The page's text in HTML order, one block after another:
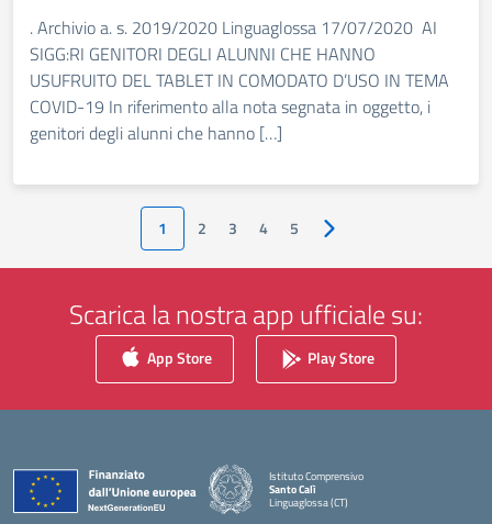
. Archivio a. s. 2019/2020 Linguaglossa 17/07/2020 AI
SIGG:RI GENITORI DEGLI ALUNNI CHE HANNO
USUFRUITO DEL TABLET IN COMODATO D’USO IN TEMA
COVID-19 In riferimento alla nota segnata in oggetto, i
genitori degli alunni che hanno […]
1 2 3 4 5 Pagina successiva
Scarica la nostra app ufficiale su:
App Store Play Store
Istituto Comprensivo
Santo Calì
Linguaglossa (CT)
— Visita la pagina iniziale della scuola